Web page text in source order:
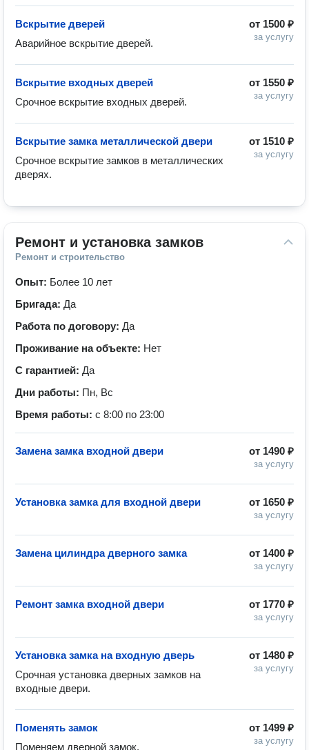
от 1500 ₽
за услугу
Вскрытие дверей
Аварийное вскрытие дверей.
от 1550 ₽
за услугу
Вскрытие входных дверей
Срочное вскрытие входных дверей.
от 1510 ₽
за услугу
Вскрытие замка металлической двери
Срочное вскрытие замков в металлических
дверях.
Ремонт и установка замков
Ремонт и строительство
Опыт: Более 10 лет
Бригада: Да
Работа по договору: Да
Проживание на объекте: Нет
С гарантией: Да
Дни работы: Пн, Вс
Время работы: с 8:00 по 23:00
от 1490 ₽
за услугу
Замена замка входной двери
от 1650 ₽
за услугу
Установка замка для входной двери
от 1400 ₽
за услугу
Замена цилиндра дверного замка
от 1770 ₽
за услугу
Ремонт замка входной двери
от 1480 ₽
за услугу
Установка замка на входную дверь
Срочная установка дверных замков на
входные двери.
от 1499 ₽
за услугу
Поменять замок
Поменяем дверной замок.